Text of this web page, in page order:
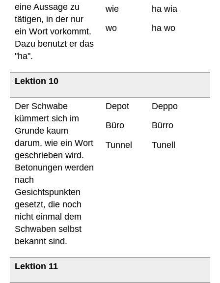
eine Aussage zu
tätigen, in der nur
ein Wort vorkommt.
Dazu benutzt er das
"ha".
wie
wo
ha wia
ha wo
Lektion 10
Der Schwabe
kümmert sich im
Grunde kaum
darum, wie ein Wort
geschrieben wird.
Betonungen werden
nach
Gesichtspunkten
gesetzt, die noch
nicht einmal dem
Schwaben selbst
bekannt sind.
Depot
Büro
Tunnel
Deppo
Bürro
Tunell
Lektion 11